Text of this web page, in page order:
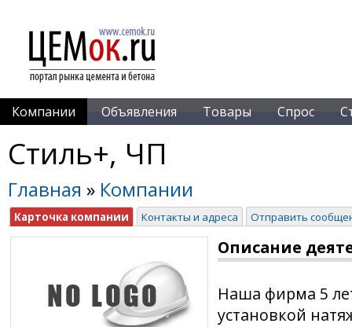
Компании Объявления Товары Спрос
Стиль+, ЧП
Главная » Компании
Карточка компании Контакты и адреса Отправить
Описание
Наша фирма 5
установкой